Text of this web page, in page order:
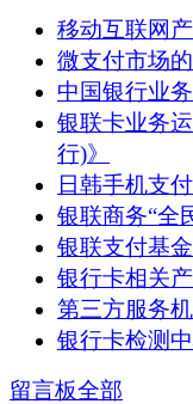
移动互联网
微支付市场
中国银行业
银联卡业务
行)》
日韩手机支
银联商务“全
银联支付基
银行卡相关
第三方服务
银行卡检测
留言板全部